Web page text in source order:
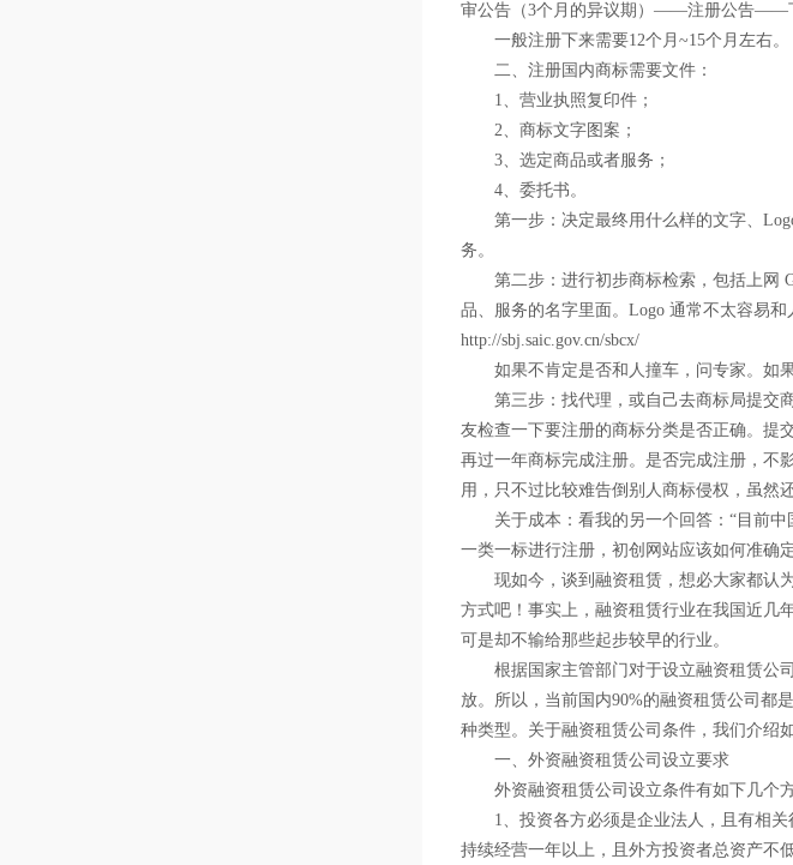
审公告（3个月的异议期）——注册公告——
一般注册下来需要12个月~15个月左右。
二、注册国内商标需要文件：
1、营业执照复印件；
2、商标文字图案；
3、选定商品或者服务；
4、委托书。
第一步：决定最终用什么样的文字、
务。
第二步：进行初步商标检索，包括上网
品、服务的名字里面。Logo 通常不太容易和
http://sbj.saic.gov.cn/sbcx/
如果不肯定是否和人撞车，问专家。如果
第三步：找代理，或自己去商标局提交商
友检查一下要注册的商标分类是否正确。提
再过一年商标完成注册。是否完成注册，不
用，只不过比较难告倒别人商标侵权，虽然
关于成本：看我的另一个回答：“目前中
一类一标进行注册，初创网站应该如何准确
现如今，谈到融资租赁，想必大家都认
方式吧！事实上，融资租赁行业在我国近几
可是却不输给那些起步较早的行业。
根据国家主管部门对于设立融资租赁公
放。所以，当前国内90%的融资租赁公司都
种类型。关于融资租赁公司条件，我们介绍
一、外资融资租赁公司设立要求
外资融资租赁公司设立条件有如下几个方
1、投资各方必须是企业法人，且有相关
持续经营一年以上，且外方投资者总资产不